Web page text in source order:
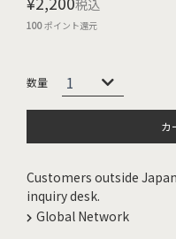
税込
100ポイント還元
カ
Customers outside
inquiry desk.
Global Network